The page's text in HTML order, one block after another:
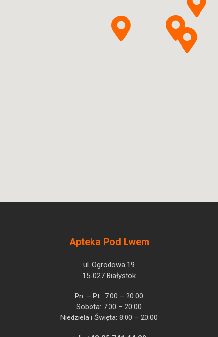
Apteka Pod Lwem
ul. Ogrodowa 19
15-027 Białystok
Pn. – Pt.: 7:00 – 20:00
Sobota: 7:00 – 20:00
Niedziela i Święta: 8:00 – 20:00